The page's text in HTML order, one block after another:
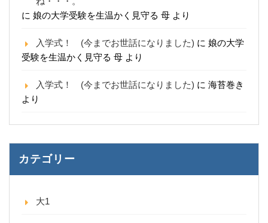
に 娘の大学受験を生温かく見守る 母 より
入学式！ (今までお世話になりました) に 娘の大学
受験を生温かく見守る 母 より
入学式！ (今までお世話になりました) に 海苔巻き
より
カテゴリー
大1